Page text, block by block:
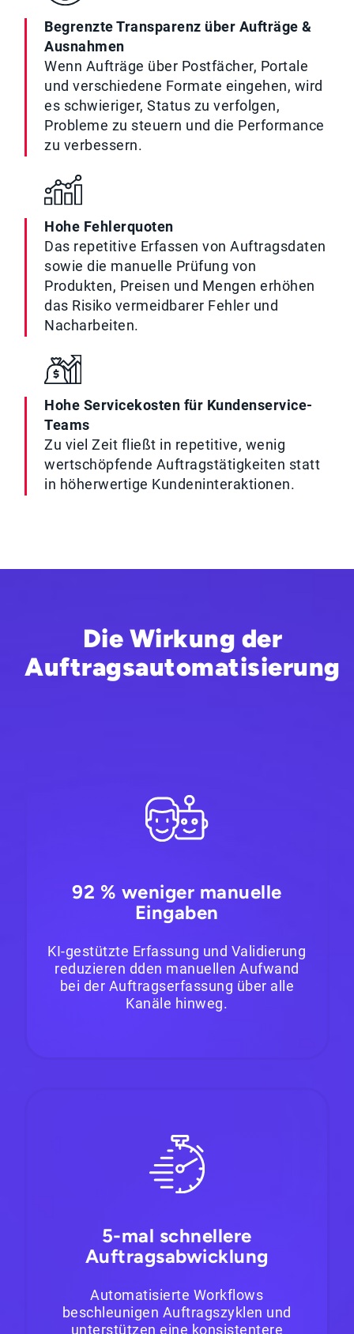
Begrenzte Transparenz über Aufträge &
Ausnahmen
Wenn Aufträge über Postfächer, Portale
und verschiedene Formate eingehen, wird
es schwieriger, Status zu verfolgen,
Probleme zu steuern und die Performance
zu verbessern.
Hohe Fehlerquoten
Das repetitive Erfassen von Auftragsdaten
sowie die manuelle Prüfung von
Produkten, Preisen und Mengen erhöhen
das Risiko vermeidbarer Fehler und
Nacharbeiten.
Hohe Servicekosten für Kundenservice-
Teams
Zu viel Zeit fließt in repetitive, wenig
wertschöpfende Auftragstätigkeiten statt
in höherwertige Kundeninteraktionen.
Die Wirkung der
Auftragsautomatisierung
92 % weniger manuelle
Eingaben
KI-gestützte Erfassung und Validierung
reduzieren dden manuellen Aufwand
bei der Auftragserfassung über alle
Kanäle hinweg.
5-mal schnellere
Auftragsabwicklung
Automatisierte Workflows
beschleunigen Auftragszyklen und
unterstützen eine konsistentere